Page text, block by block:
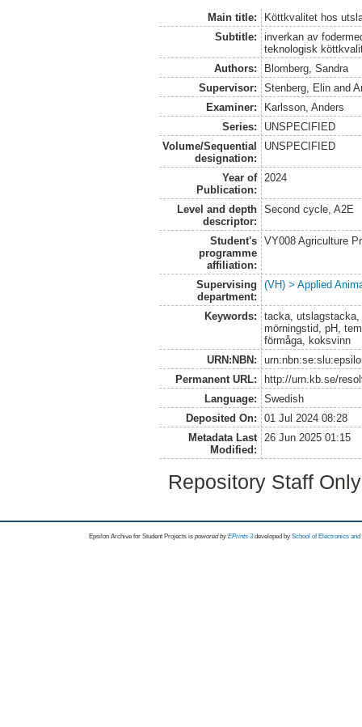
Main title:
Köttkvalitet hos
Subtitle:
inverkan av
teknologisk
Authors:
Blomberg, Sandra
Supervisor:
Stenberg, Elin and
Examiner:
Karlsson, Anders
Series:
UNSPECIFIED
Volume/Sequential
designation:
UNSPECIFIED
Year of
Publication:
2024
Level and depth
descriptor:
Second cycle, A2E
Student's
programme
affiliation:
VY008 Agriculture
Supervising
department:
(VH) > Applied
Keywords:
tacka,
mörningstid, pH,
förmåga, koksvinn
URN:NBN:
Permanent URL:
http://urn.kb.se/
Language:
Swedish
Deposited On:
01 Jul 2024 08:28
Metadata Last
Modified:
26 Jun 2025 01:15
Repository Staff
Epsilon Archive for Student Projects is powored byEPrints 3 developed by School of Electronics